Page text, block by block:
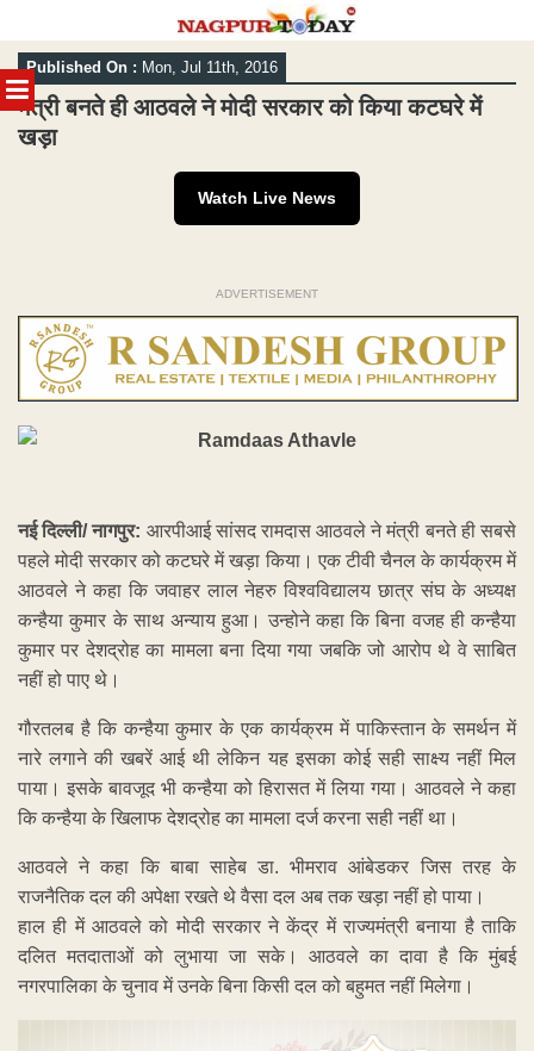
MENU
Skip
to
content
Published On : Mon, Jul 11th, 2016
मंत्री बनते ही आठवले ने मोदी सरकार को किया कटघरे में
खड़ा
Watch Live News
ADVERTISEMENT
नई दिल्ली/ नागपुर: आरपीआई सांसद रामदास आठवले ने मंत्री बनते ही सबसे
पहले मोदी सरकार को कटघरे में खड़ा किया। एक टीवी चैनल के कार्यक्रम में
आठवले ने कहा कि जवाहर लाल नेहरु विश्‍वविद्यालय छात्र संघ के अध्यक्ष
कन्हैया कुमार के साथ अन्याय हुआ। उन्होने कहा कि बिना वजह ही कन्हैया
कुमार पर देशद्रोह का मामला बना दिया गया जबकि जो आरोप थे वे साबित
नहीं हो पाए थे।
गौरतलब है कि कन्हैया कुमार के एक कार्यक्रम में पाकिस्तान के समर्थन में
नारे लगाने की खबरें आई थी लेकिन यह इसका कोई सही साक्ष्य नहीं मिल
पाया। इसके बावजूद भी कन्हैया को हिरासत में लिया गया। आठवले ने कहा
कि कन्हैया के खिलाफ देशद्रोह का मामला दर्ज करना सही नहीं था।
आठवले ने कहा कि बाबा साहेब डा. भीमराव आंबेडकर जिस तरह के
राजनैतिक दल की अपेक्षा रखते थे वैसा दल अब तक खड़ा नहीं हो पाया।
हाल ही में आठवले को मोदी सरकार ने केंद्र में राज्यमंत्री बनाया है ताकि
दलित मतदाताओं को लुभाया जा सके। आठवले का दावा है कि मुंबई
नगरपालिका के चुनाव में उनके बिना किसी दल को बहुमत नहीं मिलेगा।